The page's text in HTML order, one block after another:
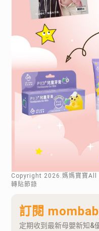
Copyright 2026 .媽媽寶寶
轉貼節錄
訂閱
定期收到最新母嬰新知&